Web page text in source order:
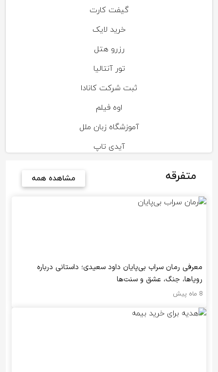
گیفت کارت
خرید لایک
رزرو هتل
تور آنتالیا
ثبت شرکت کانادا
اوه فیلم
آموزشگاه زبان ملل
آیدی تاپ
متفرقه مشاهده همه
معرفی رمان سراب بی‌پایان داود سعیدی؛ داستانی درباره
رویاها، جنگ، عشق و سنت‌ها
8 ماه پیش